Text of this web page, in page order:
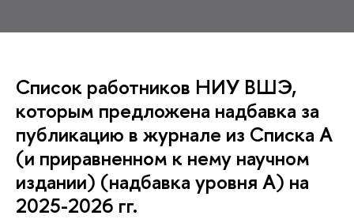
Список работников НИУ ВШЭ,
которым предложена надбавка за
публикацию в журнале из Списка А
(и приравненном к нему научном
издании) (надбавка уровня А) на
2025-2026 гг.